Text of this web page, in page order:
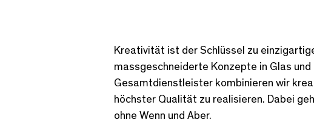
Kreativität ist der Schlüssel zu
massgeschneiderte Konzepte in Glas
Gesamtdienstleister kombinieren wir
höchster Qualität zu realisieren. Dabei
ohne Wenn und Aber.